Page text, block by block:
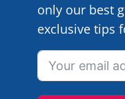
only our best
exclusive tips